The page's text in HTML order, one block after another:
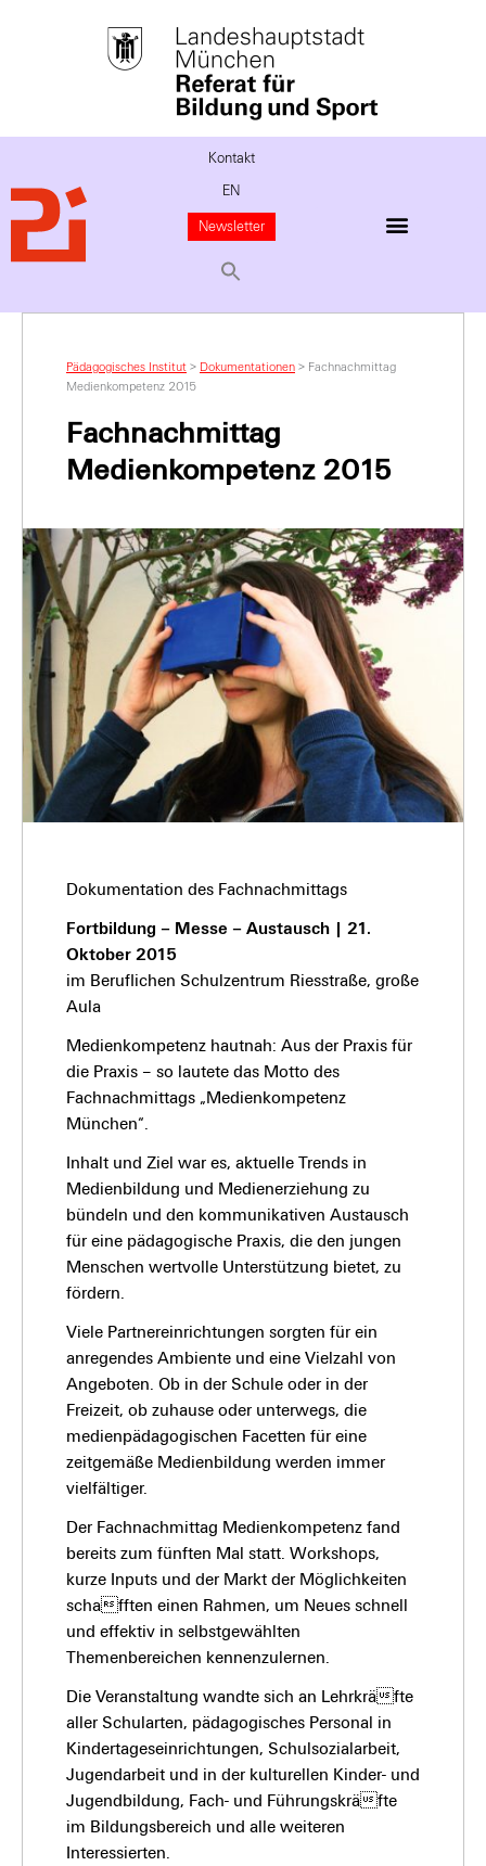
Kontakt
EN
Newsletter
Pädagogisches Institut > Dokumentationen > Fachnachmittag
Medienkompetenz 2015
Fachnachmittag
Medienkompetenz 2015
Dokumentation des Fachnachmittags
Fortbildung – Messe – Austausch | 21.
Oktober 2015
im Beruflichen Schulzentrum Riesstraße, große
Aula
Medienkompetenz hautnah: Aus der Praxis für
die Praxis – so lautete das Motto des
Fachnachmittags „Medienkompetenz
München“.
Inhalt und Ziel war es, aktuelle Trends in
Medienbildung und Medienerziehung zu
bündeln und den kommunikativen Austausch
für eine pädagogische Praxis, die den jungen
Menschen wertvolle Unterstützung bietet, zu
fördern.
Viele Partnereinrichtungen sorgten für ein
anregendes Ambiente und eine Vielzahl von
Angeboten. Ob in der Schule oder in der
Freizeit, ob zuhause oder unterwegs, die
medienpädagogischen Facetten für eine
zeitgemäße Medienbildung werden immer
vielfältiger.
Der Fachnachmittag Medienkompetenz fand
bereits zum fünften Mal statt. Workshops,
kurze Inputs und der Markt der Möglichkeiten
schafften einen Rahmen, um Neues schnell
und effektiv in selbstgewählten
Themenbereichen kennenzulernen.
Die Veranstaltung wandte sich an Lehrkräfte
aller Schularten, pädagogisches Personal in
Kindertageseinrichtungen, Schulsozialarbeit,
Jugendarbeit und in der kulturellen Kinder- und
Jugendbildung, Fach- und Führungskräfte
im Bildungsbereich und alle weiteren
Interessierten.